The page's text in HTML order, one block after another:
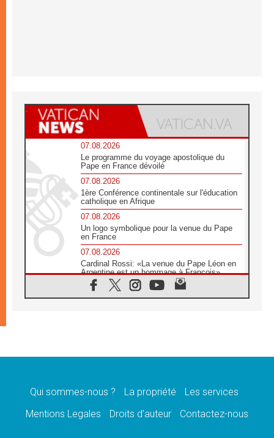
07.08.2026
Le programme du voyage apostolique du
Pape en France dévoilé
07.08.2026
1ère Conférence continentale sur l'éducation
catholique en Afrique
07.08.2026
Un logo symbolique pour la venue du Pape
en France
07.08.2026
Cardinal Rossi: «La venue du Pape Léon en
Argentine est un hommage à François»
07.08.2026
Hiroshima et Nagasaki, 81 ans après,
pour relever les «défis urgents»
À Sainte-Marie-Majeure, la grâce de Dieu
Qui sommes-nous ? La propriété
Les services
Mentions Legales
Droits d’auteur Contactez-nous